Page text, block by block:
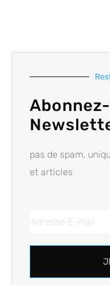
pas de spam,
et articles